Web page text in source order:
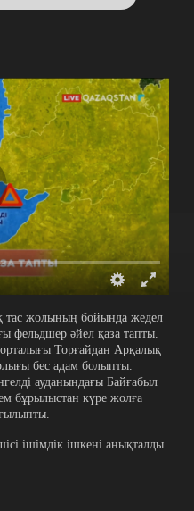
тас жолының бойында жедел
фельдшер әйел қаза тапты.
Торғайдан Арқалық
бес адам болыпты.
ауданындағы Байғабыл
бұрылыстан күре жолға
ішімдік ішкені анықталды.